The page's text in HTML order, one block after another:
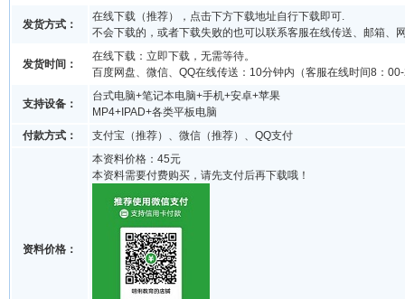
发货方式：
在线下载（推荐），点击下方下载地址自行下载即可.
不会下载的，或者下载失败的也可以联系客服在线传送、邮箱、
发货时间：
在线下载：立即下载，无需等待。
百度网盘、微信、QQ在线传送：10分钟内（客服在线时间8：
支持设备：
台式电脑+笔记本电脑+手机+安卓+苹果
MP4+IPAD+各类平板电脑
付款方式：
支付宝（推荐）、微信（推荐）、QQ支付
资料价格：
本资料价格：45元
本资料需要付费购买，请先支付后再下载哦！